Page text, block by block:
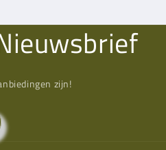
zijn!